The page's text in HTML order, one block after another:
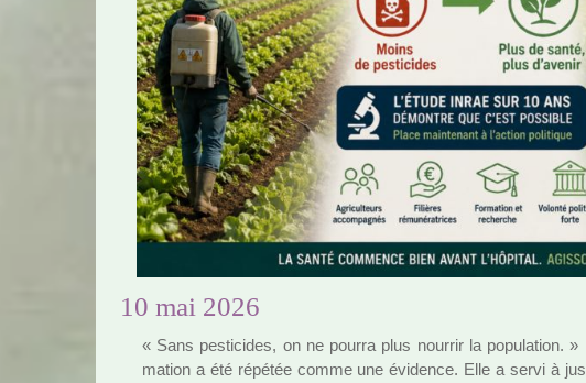
10 mai 2026
« Sans pes­ti­ci­des, on ne pourra plus nour­rir la popu­la­tion.
ma­tion a été répé­tée comme une évidence. Elle a servi à